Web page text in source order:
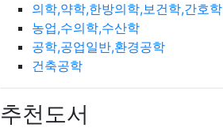
의학,약학,한방의학,보건학,간호학
농업,수의학,수산학
공학,공업일반,환경공학
건축공학
추천도서